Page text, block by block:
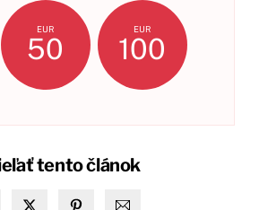
EUR
50
EUR
100
tento článok